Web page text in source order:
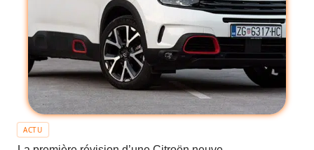
ACTU